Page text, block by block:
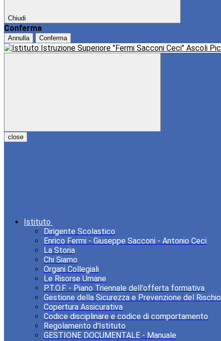
Chiudi
Conferma
Annulla Conferma
close
Istituto
Dirigente Scolastico
Enrico Fermi - Giuseppe Sacconi - Antonio Ceci
La Storia
Chi Siamo
Organi Collegiali
Le Risorse Umane
P.T.O.F. - Piano Triennale dell'offerta formativa
Gestione della Sicurezza e Prevenzione del Rischio
Copertura Assicurativa
Codice disciplinare e codice di comportamento
Regolamento d'Istituto
GESTIONE DOCUMENTALE - Manuale